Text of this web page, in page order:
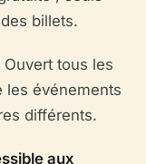
billets.
Ouvert tous les
les événements
différents.
aux